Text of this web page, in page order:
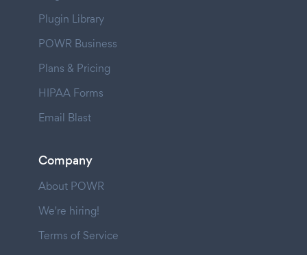
Plugin Library
POWR Business
Plans & Pricing
HIPAA Forms
Email Blast
Company
About POWR
We're hiring!
Terms of Service